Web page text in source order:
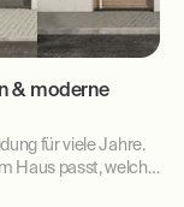
& moderne
für viele Jahre.
Haus passt, welche
und Kauf achten